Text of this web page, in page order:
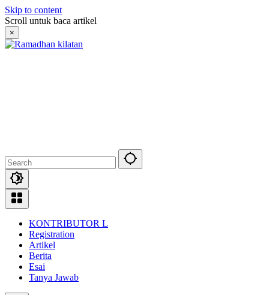
Skip to content
Scroll untuk baca artikel
×
KONTRIBUTOR L
Registration
Artikel
Berita
Esai
Tanya Jawab